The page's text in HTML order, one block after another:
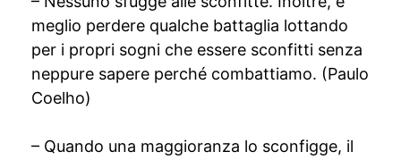
meglio perdere qualche battaglia lottando
per i propri sogni che essere sconfitti senza
neppure sapere perché combattiamo. (Paulo
Coelho)
– Quando una maggioranza lo sconfigge, il